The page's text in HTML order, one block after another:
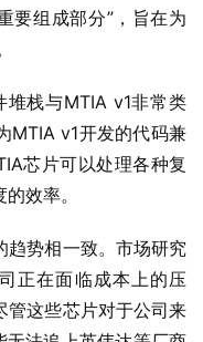
要组成部分”，旨在为
栈与MTIA v1非常类
MTIA v1开发的代码兼
芯片可以处理各种复
效率。
趋势相一致。市场研究
正在面临成本上的压
管这些芯片对于公司来